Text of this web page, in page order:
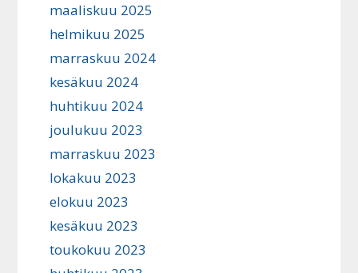
maaliskuu 2025
helmikuu 2025
marraskuu 2024
kesäkuu 2024
huhtikuu 2024
joulukuu 2023
marraskuu 2023
lokakuu 2023
elokuu 2023
kesäkuu 2023
toukokuu 2023